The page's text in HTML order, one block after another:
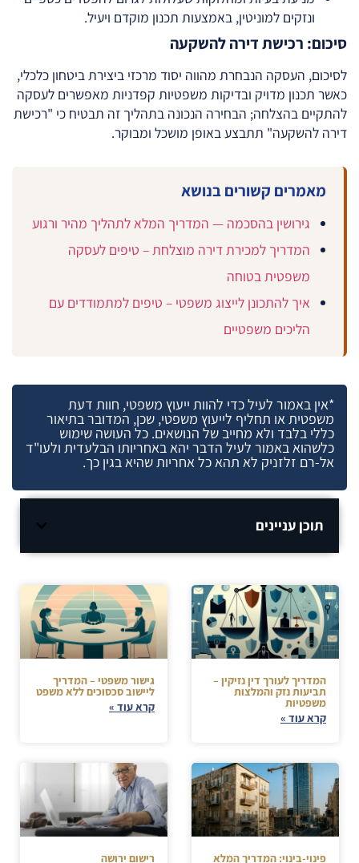
ונזקים למוניטין, באמצעות תכנון מוקדם ויעיל.
סיכום: רכישת דירה להשקעה
לסיכום, העסקה הנבחרת מהווה יסוד מרכזי ביצירת ביטחון כלכלי,
כאשר תכנון מדויק ובדיקות משפטיות קפדניות מאפשרים לעסקה
להתקיים בהצלחה; הבחירה הנכונה בתהליך זה תבטיח כי "רכישת
דירה להשקעה" תתבצע באופן מושכל ומבוקר.
מאמרים קשורים בנושא
גירושין בהסכמה — המדריך המלא לתהליך מהיר ורגוע
המדריך למכירת דירה מוצלחת – טיפים לעסקה
משפטית בטוחה
איך להתכונן לייצוג משפטי – טיפים למתמודדים עם
הליכים משפטיים
*אין באמור לעיל כדי להוות ייעוץ משפטי, חוות דעת
משפטית או תחליף לייעוץ משפטי, שכן, המדובר בתיאור
כללי בלבד ולא מחייב של הנושאים. כל העושה שימוש
כלשהוא באמור לעיל הדבר יהא באחריותו הבלעדית ולעו"ד
אל-רם זלזניק לא תהא כל אחריות שהיא בגין כך.
תוכן עניינים
המדריך לעורך דין נזיקין –
תביעות נזק והמלצות
משפטיות
קרא עוד »
גישור משפטי – המדריך
ליישוב סכסוכים ללא משפט
קרא עוד »
פינוי-בינוי: המדריך המלא רישום ירושה